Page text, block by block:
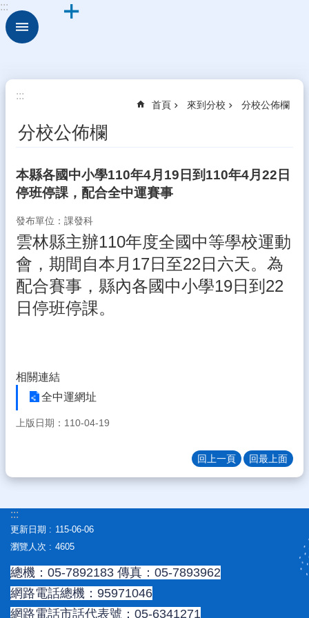
跳到主要內容區塊
進
來
分
校
住
民
習
中
心
校
園
動
文
教
學
網
站
務
專
區
:::
:::
首頁 來到分校 分校公佈欄
分校公佈欄
本縣各國中小學110年4月19日到110年4月22日
停班停課，配合全中運賽事
發布單位：課發科
雲林縣主辦110年度全國中等學校運動
會，期間自本月17日至22日六天。為
配合賽事，縣內各國中小學19日到22
日停班停課。
相關連結
全中運網址
上版日期：110-04-19
回上一頁 回最上面
:::
更新日期
115-06-06
瀏覽人次
4605
總機：05-7892183 傳真：05-7893962
網路電話總機：95971046
網路電話市話代表號：05-6341271